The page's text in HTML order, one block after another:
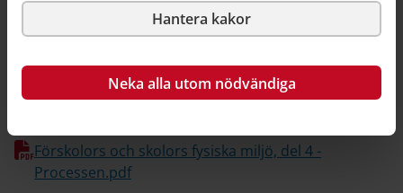
Hantera kakor
Neka alla utom nödvändiga
Förskolors och skolors fysiska miljö, del 2 -
Byggnaden och utemiljön.pdf
Förskolors och skolors fysiska miljö, del 3 -
Förskolan och skolan som en del av
Förskolors och skolors fysiska miljö, del 4 -
Processen.pdf